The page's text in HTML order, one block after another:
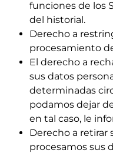
funciones de los
del historial.
Derecho a
procesamiento
El derecho a
sus datos
determinadas
podamos dejar
en tal caso, le
Derecho a retirar
procesamos sus